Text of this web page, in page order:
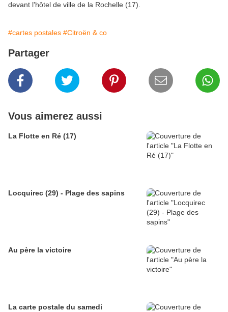
devant l'hôtel de ville de la Rochelle (17).
#cartes postales #Citroën & co
Partager
Vous aimerez aussi
La Flotte en Ré (17)
Locquirec (29) - Plage des sapins
Au père la victoire
La carte postale du samedi